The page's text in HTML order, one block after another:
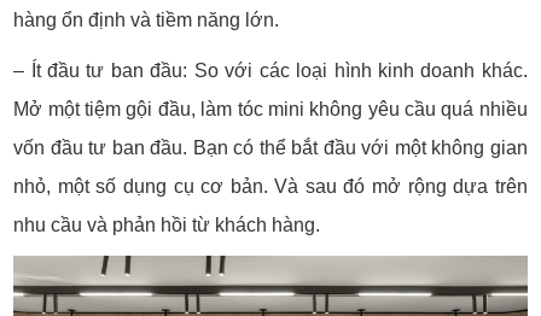
hàng ổn định và tiềm năng lớn.
– Ít đầu tư ban đầu: So với các loại hình kinh doanh khác.
Mở một tiệm gội đầu, làm tóc mini không yêu cầu quá nhiều
vốn đầu tư ban đầu. Bạn có thể bắt đầu với một không gian
nhỏ, một số dụng cụ cơ bản. Và sau đó mở rộng dựa trên
nhu cầu và phản hồi từ khách hàng.